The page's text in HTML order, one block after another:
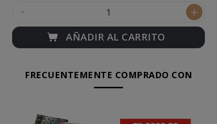
- +
AÑADIR AL CARRITO
FRECUENTEMENTE COMPRADO CON